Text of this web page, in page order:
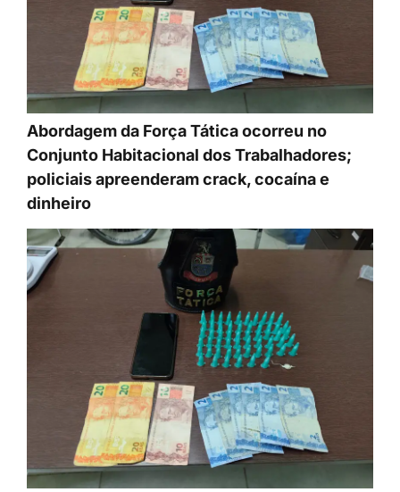
Abordagem da Força Tática ocorreu no
Conjunto Habitacional dos Trabalhadores;
policiais apreenderam crack, cocaína e
dinheiro